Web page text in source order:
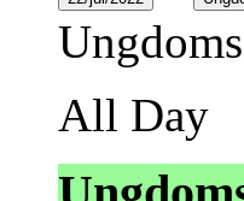
All Day